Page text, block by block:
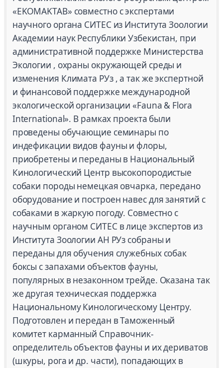
«EKOMAKTAB» совместно с экспертами
научного органа СИТЕС из Института Зоологии
Академии наук Республики Узбекистан, при
административной поддержке Министерства
Экологии , охраны окружающей среды и
изменения Климата РУз , а так же экспертной
и финансовой поддержке международной
экологической организации «Fauna & Flora
International». В рамках проекта были
проведены обучающие семинары по
индефикации видов фауны и флоры,
приобретены и переданы в Национальный
Кинологический Центр высокопородистые
собаки породы немецкая овчарка, передано
оборудование и построен навес для занятий с
собаками в жаркую погоду. Совместно с
научным органом СИТЕС в лице экспертов из
Института Зоологии АН РУз собраны и
переданы для обучения служебных собак
боксы с запахами объектов фауны,
популярных в незаконном трейде. Оказана так
же другая техническая поддержка
Национальному Кинологическому Центру.
Подготовлен и передан в Таможенный
комитет карманный Справочник-
определитель объектов фауны и их дериватов
(шкуры, рога и др. части), попадающих в